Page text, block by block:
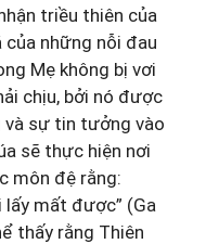
triều thiên của
những nỗi đau
Mẹ không bị vơi
chịu, bởi nó được
và sự tin tưởng vào
sẽ thực hiện nơi
môn đệ rằng:
lấy mất được” (Ga
thấy rằng Thiên